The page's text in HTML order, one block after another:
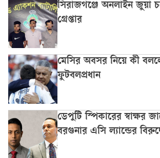
সিরাজগঞ্জে অনলাইন জুয়া
গ্রেপ্তার
মেসির অবসর নিয়ে কী
ফুটবলপ্রধান
ডেপুটি স্পিকারের স্বাক্ষর
বরগুনার এসি ল্যান্ডের